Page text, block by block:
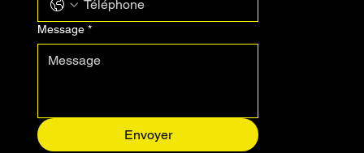
Message *
Envoyer